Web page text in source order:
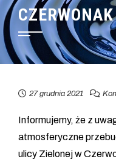
27 grudnia 2021
Informujemy, że z
atmosferyczne
ulicy Zielonej w